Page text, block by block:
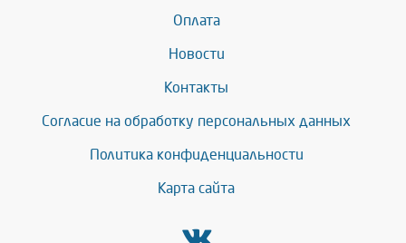
Оплата
Новости
Контакты
Согласие на обработку персональных данных
Политика конфиденциальности
Карта сайта